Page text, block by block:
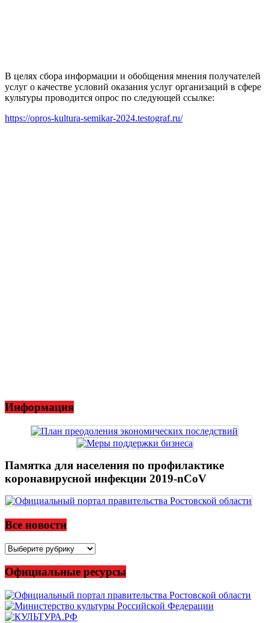
В целях сбора информации и обобщения мнения получателей
услуг о качестве условий оказания услуг организаций в сфере
культуры проводится опрос по следующей ссылке:
https://opros-kultura-semikar-2024.testograf.ru/
Информация
Памятка для населения по профилактике
коронавирусной инфекции 2019-nCoV
Все новости
Все
Официальные ресурсы